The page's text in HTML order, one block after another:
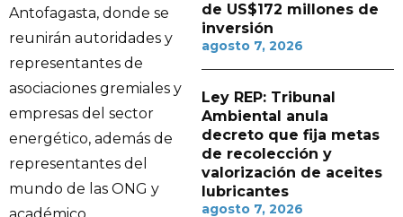
Antofagasta, donde se
reunirán autoridades y
representantes de
asociaciones gremiales y
empresas del sector
energético, además de
representantes del
mundo de las ONG y
de US$172 millones de
inversión
agosto 7, 2026
Ley REP: Tribunal
Ambiental anula
decreto que fija metas
de recolección y
valorización de aceites
lubricantes
agosto 7, 2026